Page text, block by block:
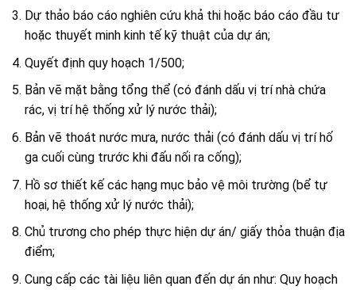
Dự thảo báo cáo nghiên cứu khả thi hoặc báo cáo đầu tư
hoặc thuyết minh kinh tế kỹ thuật của dự án;
Quyết định quy hoạch 1/500;
Bản vẽ mặt bằng tổng thể (có đánh dấu vị trí nhà chứa
rác, vị trí hệ thống xử lý nước thải);
Bản vẽ thoát nước mưa, nước thải (có đánh dấu vị trí hố
ga cuối cùng trước khi đấu nối ra cống);
Hồ sơ thiết kế các hạng mục bảo vệ môi trường (bể tự
hoại, hệ thống xử lý nước thải);
Chủ trương cho phép thực hiện dự án/ giấy thỏa thuận địa
điểm;
Cung cấp các tài liệu liên quan đến dự án như: Quy hoạch